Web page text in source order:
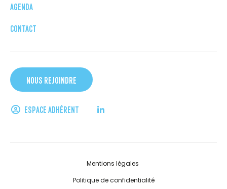
AGENDA
CONTACT
NOUS REJOINDRE
ESPACE ADHÉRENT
Mentions légales
Politique de confidentialité